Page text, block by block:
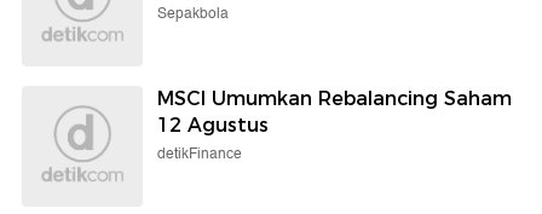
Sepakbola
MSCI Umumkan Rebalancing Saham
12 Agustus
detikFinance